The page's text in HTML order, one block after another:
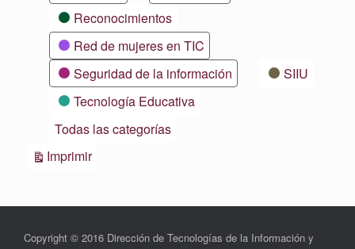
Reconocimientos
Red de mujeres en TIC
Seguridad de la información
SIIU
Tecnología Educativa
Todas las categorías
ImprimirVistas
Copyright © 2016 Dirección de Tecnologías de la Información y